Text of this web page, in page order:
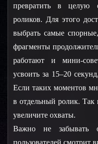
превратить в целую
роликов. Для этого
выбрать самые
фрагменты
работают и мини-
усвоить за 15–20
Если таких моментов
в отдельный ролик. Так
увеличите охваты.
Важно не забывать
пользователей смотрит